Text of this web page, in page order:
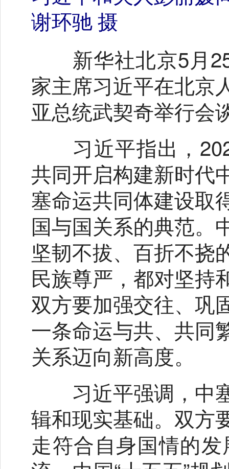
谢环驰 摄
新华社北京5月25
家主席习近平在北京
亚总统武契奇举行会
习近平指出，
共同开启构建新时代
塞命运共同体建设取
国与国关系的典范。
坚韧不拔、百折不挠
民族尊严，都对坚持
双方要加强交往、巩
一条命运与共、共同
关系迈向新高度。
习近平强调，中塞
辑和现实基础。双方
走符合自身国情的